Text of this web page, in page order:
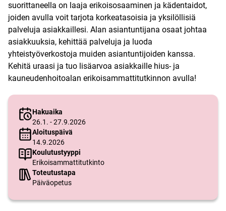
suorittaneella on laaja erikoisosaaminen ja kädentaidot,
joiden avulla voit tarjota korkeatasoisia ja yksilöllisiä
palveluja asiakkaillesi. Alan asiantuntijana osaat johtaa
asiakkuuksia, kehittää palveluja ja luoda
yhteistyöverkostoja muiden asiantuntijoiden kanssa.
Kehitä uraasi ja tuo lisäarvoa asiakkaille hius- ja
kauneudenhoitoalan erikoisammattitutkinnon avulla!
Hakuaika
26.1. - 27.9.2026
Aloituspäivä
14.9.2026
Koulutustyyppi
Erikoisammattitutkinto
Toteutustapa
Päiväopetus